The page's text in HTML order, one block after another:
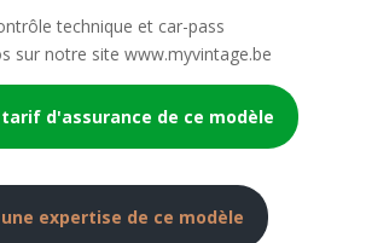
technique et car-pass
sur notre site www.myvintage.be
tarif d'assurance de ce modèle
expertise de ce modèle